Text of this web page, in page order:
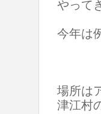
やって
今年は
場所は
津江村